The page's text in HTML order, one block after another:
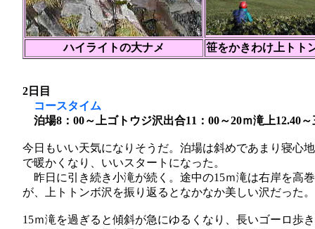
ハイライトの大ナメ 笹をかきわけ上トト
2日目
コースタイム
泊場8：00～上ゴトウジ沢出合11：00～20ｍ滝上12.40～
今日もいい天気になりそうだ。泊場は斜めであまり寝心
で暖かくなり、いいスタートになった。
昨日に引き続き小滝が続く。途中の15ｍ滝は右岸を高
が、上トトンボ沢を振り返るとなかなか美しい沢だった。
15ｍ滝を過ぎると傾斜が急にゆるくなり、長いゴーロ歩